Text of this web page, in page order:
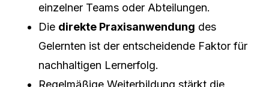
einzelner Teams oder Abteilungen.
Die direkte Praxisanwendung des
Gelernten ist der entscheidende Faktor für
nachhaltigen Lernerfolg.
Regelmäßige Weiterbildung stärkt die